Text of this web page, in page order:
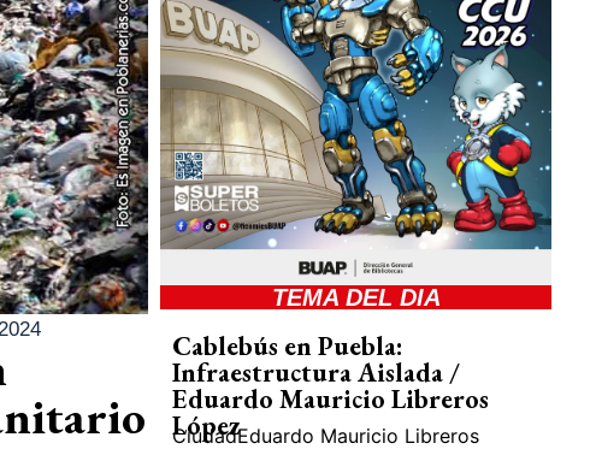
TEMA DEL DIA
Cablebús en Puebla:
Infraestructura Aislada /
Eduardo Mauricio Libreros
López
CiudadEduardo Mauricio Libreros